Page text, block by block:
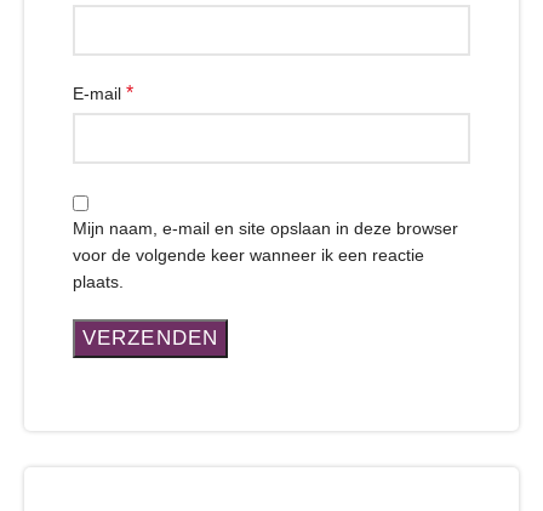
E-mail *
Mijn naam, e-mail en site opslaan in deze browser
voor de volgende keer wanneer ik een reactie
plaats.